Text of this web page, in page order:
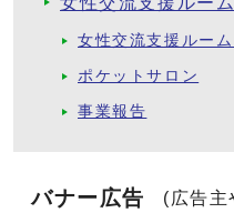
女性交流支援ルー
ポケットサロン
事業報告
バナー広告
(広告主